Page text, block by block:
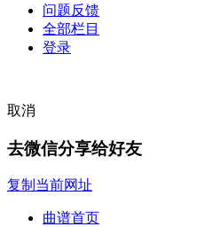
问题反馈
全部栏目
登录
取消
去微信分享给好友
复制当前网址
曲谱首页